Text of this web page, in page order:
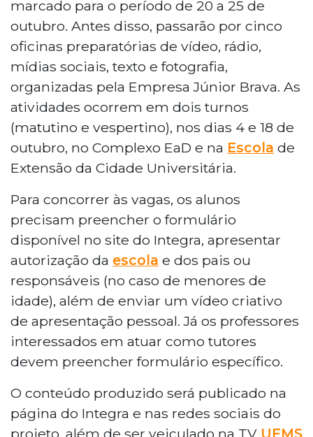
marcado para o período de 20 a 25 de
outubro. Antes disso, passarão por cinco
oficinas preparatórias de vídeo, rádio,
mídias sociais, texto e fotografia,
organizadas pela Empresa Júnior Brava. As
atividades ocorrem em dois turnos
(matutino e vespertino), nos dias 4 e 18 de
outubro, no Complexo EaD e na Escola de
Extensão da Cidade Universitária.
Para concorrer às vagas, os alunos
precisam preencher o formulário
disponível no site do Integra, apresentar
autorização da escola e dos pais ou
responsáveis (no caso de menores de
idade), além de enviar um vídeo criativo
de apresentação pessoal. Já os professores
interessados em atuar como tutores
devem preencher formulário específico.
O conteúdo produzido será publicado na
página do Integra e nas redes sociais do
projeto, além de ser veiculado na TV UFMS